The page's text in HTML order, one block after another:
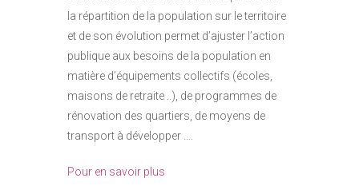
la répartition de la population sur le territoire
et de son évolution permet d’ajuster l’action
publique aux besoins de la population en
matière d’équipements collectifs (écoles,
maisons de retraite ..), de programmes de
rénovation des quartiers, de moyens de
transport à développer ….
Pour en savoir plus